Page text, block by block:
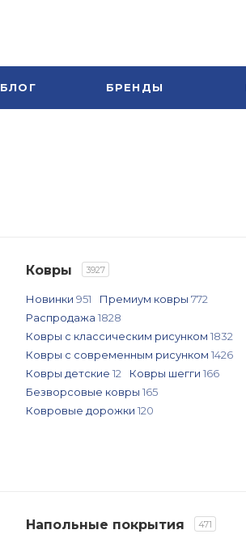
БЛОГ БРЕНДЫ
Ковры 3927
Новинки 951 Премиум ковры 772
Распродажа 1828
Ковры с классическим рисунком 1832
Ковры с современным рисунком 1426
Ковры детские 12 Ковры шегги 166
Безворсовые ковры 165
Ковровые дорожки 120
Напольные покрытия 471